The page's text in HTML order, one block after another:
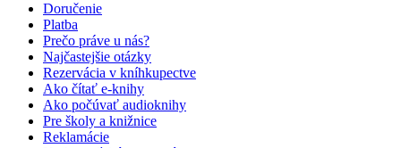
Doručenie
Platba
Prečo práve u nás?
Najčastejšie otázky
Rezervácia v kníhkupectve
Ako čítať e-knihy
Ako počúvať audioknihy
Pre školy a knižnice
Reklamácie